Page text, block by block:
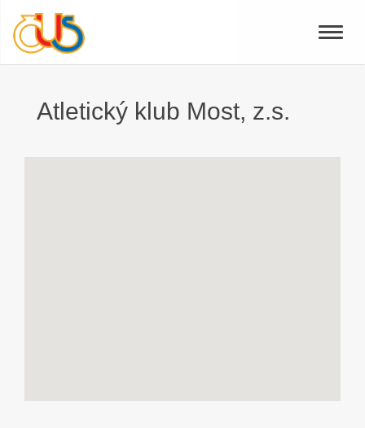
Toggle
Atletický klub Most, z.s.